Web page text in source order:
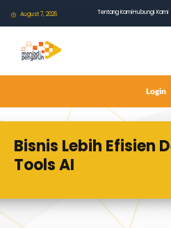
August 7, 2026 Tentang KamiHubungi Kami
Login
Bisnis Lebih Efisien
Tools AI